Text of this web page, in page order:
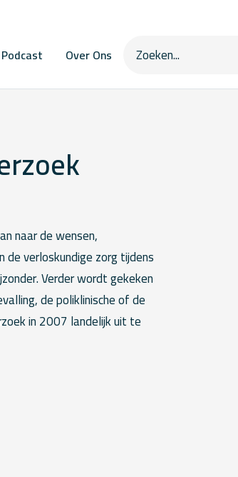
Podcast Over Ons
naar de wensen,
de verloskundige zorg tijdens
Verder wordt gekeken
de poliklinische of de
in 2007 landelijk uit te